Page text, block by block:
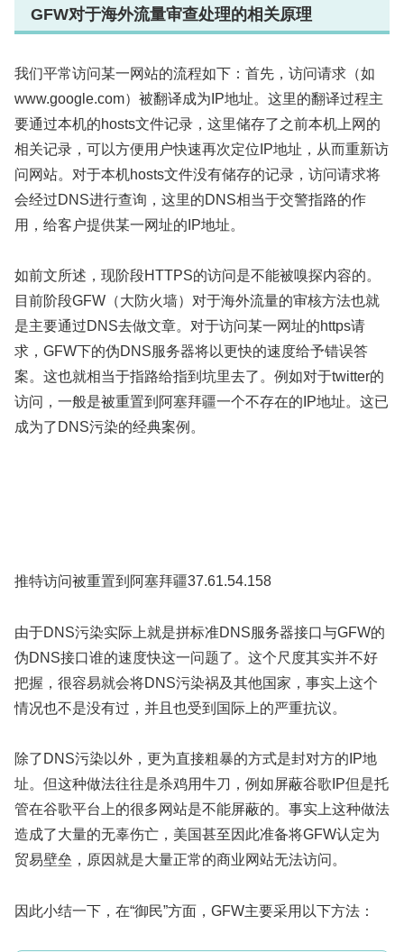
GFW对于海外流量审查处理的相关原理
我们平常访问某一网站的流程如下：首先，访问请求（如
www.google.com）被翻译成为IP地址。这里的翻译过程主
要通过本机的hosts文件记录，这里储存了之前本机上网的
相关记录，可以方便用户快速再次定位IP地址，从而重新访
问网站。对于本机hosts文件没有储存的记录，访问请求将
会经过DNS进行查询，这里的DNS相当于交警指路的作
用，给客户提供某一网址的IP地址。
如前文所述，现阶段HTTPS的访问是不能被嗅探内容的。
目前阶段GFW（大防火墙）对于海外流量的审核方法也就
是主要通过DNS去做文章。对于访问某一网址的https请
求，GFW下的伪DNS服务器将以更快的速度给予错误答
案。这也就相当于指路给指到坑里去了。例如对于twitter的
访问，一般是被重置到阿塞拜疆一个不存在的IP地址。这已
成为了DNS污染的经典案例。
推特访问被重置到阿塞拜疆37.61.54.158
由于DNS污染实际上就是拼标准DNS服务器接口与GFW的
伪DNS接口谁的速度快这一问题了。这个尺度其实并不好
把握，很容易就会将DNS污染祸及其他国家，事实上这个
情况也不是没有过，并且也受到国际上的严重抗议。
除了DNS污染以外，更为直接粗暴的方式是封对方的IP地
址。但这种做法往往是杀鸡用牛刀，例如屏蔽谷歌IP但是托
管在谷歌平台上的很多网站是不能屏蔽的。事实上这种做法
造成了大量的无辜伤亡，美国甚至因此准备将GFW认定为
贸易壁垒，原因就是大量正常的商业网站无法访问。
因此小结一下，在“御民”方面，GFW主要采用以下方法：